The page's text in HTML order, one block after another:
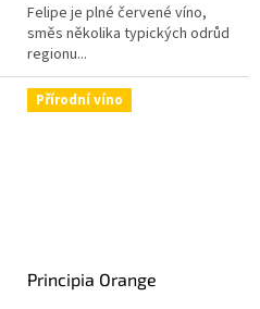
Felipe je plné červené víno,
směs několika typických odrůd
regionu...
Přírodní víno
Principia Orange